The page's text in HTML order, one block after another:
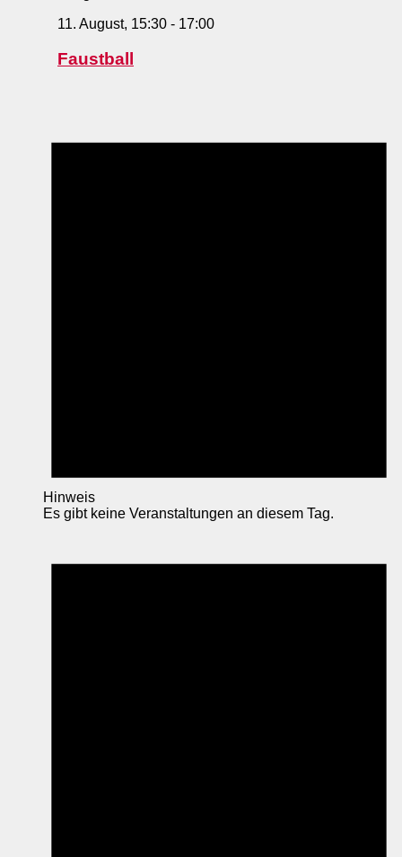
11. August, 15:30 - 17:00
Faustball
Hinweis
Es gibt keine Veranstaltungen an diesem Tag.